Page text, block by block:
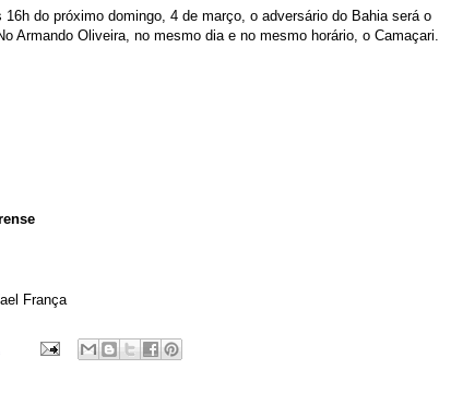
do próximo domingo, 4 de março, o adversário do Bahia será o
Armando Oliveira, no mesmo dia e no mesmo horário, o Camaçari.
França